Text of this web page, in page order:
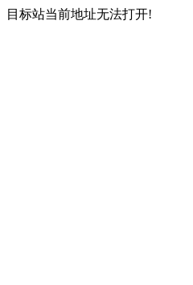
目标站当前地址无法打开!